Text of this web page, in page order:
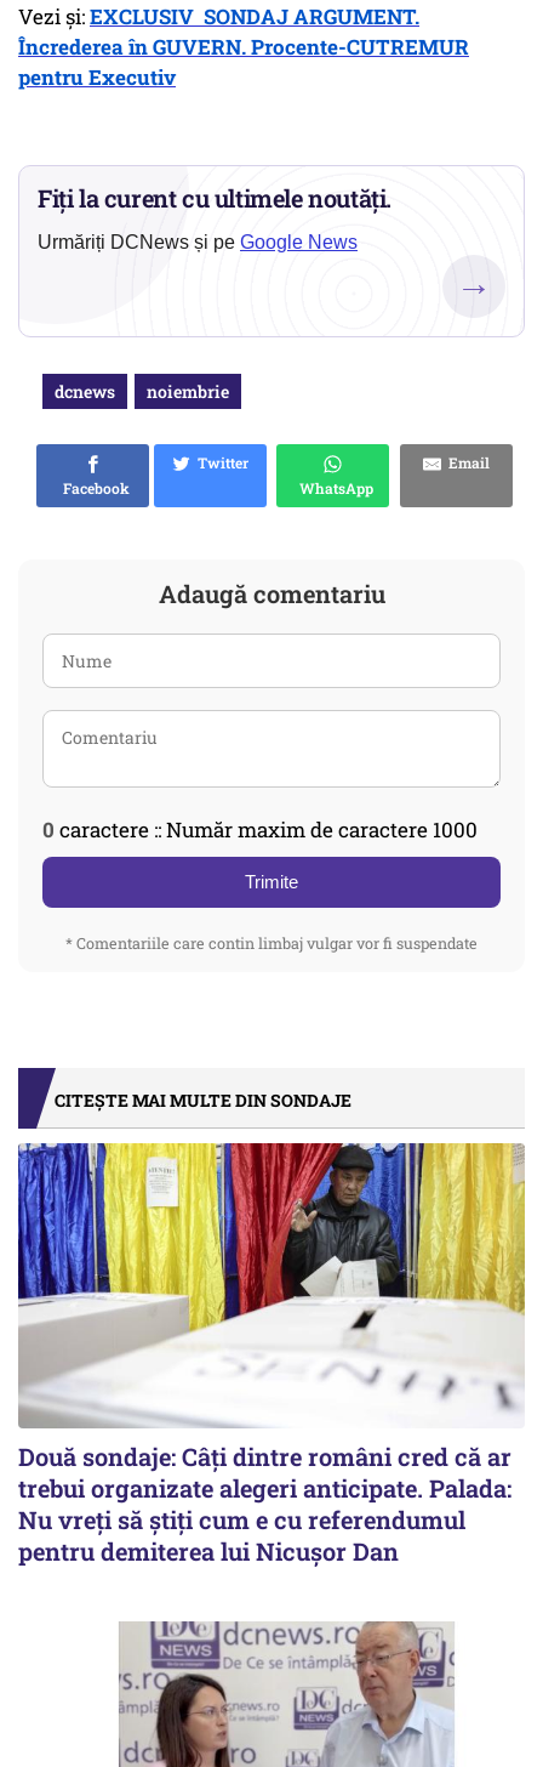
Vezi și:EXCLUSIV SONDAJ ARGUMENT.
Încrederea în GUVERN. Procente-CUTREMUR
pentru Executiv
Fiți la curent cu ultimele noutăți.
Urmăriți DCNews și pe Google News
→
dcnews noiembrie
Facebook
Twitter
WhatsApp
Email
Adaugă comentariu
0 caractere :: Număr maxim de caractere 1000
Trimite
* Comentariile care contin limbaj vulgar vor fi suspendate
CITEȘTE MAI MULTE DIN SONDAJE
Două sondaje: Câți dintre români cred că ar
trebui organizate alegeri anticipate. Palada:
Nu vreți să știți cum e cu referendumul
pentru demiterea lui Nicușor Dan